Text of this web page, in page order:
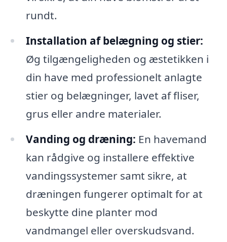
rundt.
Installation af belægning og stier:
Øg tilgængeligheden og æstetikken i
din have med professionelt anlagte
stier og belægninger, lavet af fliser,
grus eller andre materialer.
Vanding og dræning: En havemand
kan rådgive og installere effektive
vandingssystemer samt sikre, at
dræningen fungerer optimalt for at
beskytte dine planter mod
vandmangel eller overskudsvand.